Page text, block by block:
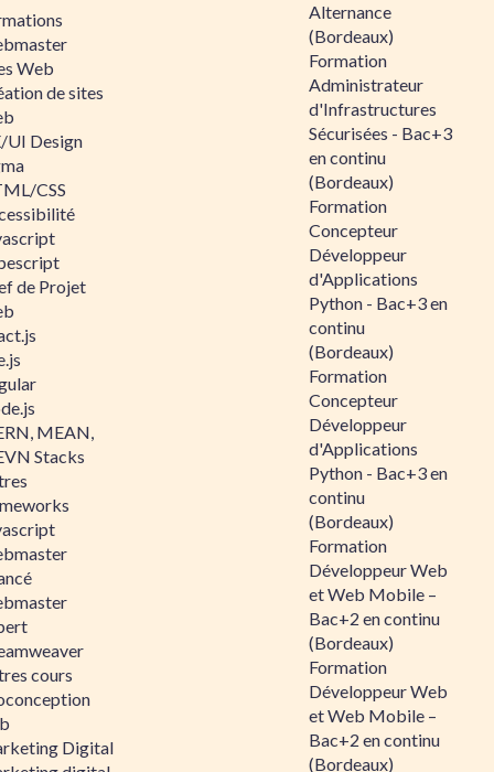
Web
de sites
UI Design
CSS
de Projet
MEAN,
Stacks
cours
Digital
Alternance
(Bordeaux)
Formation
Administrateur
d'Infrastructures
Sécurisées - Bac+3
en continu
(Bordeaux)
Formation
Concepteur
Développeur
d'Applications
Python - Bac+3 en
continu
(Bordeaux)
Formation
Concepteur
Développeur
d'Applications
Python - Bac+3 en
continu
(Bordeaux)
Formation
Développeur Web
et Web Mobile –
Bac+2 en continu
(Bordeaux)
Formation
Développeur Web
et Web Mobile –
Bac+2 en continu
(Bordeaux)